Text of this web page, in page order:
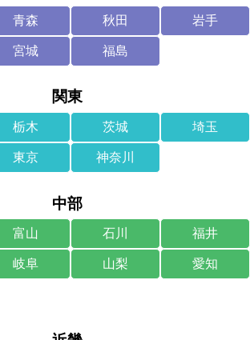
青森 秋田 岩手
宮城 福島
関東
栃木 茨城 埼玉
東京 神奈川
中部
富山 石川 福井
岐阜 山梨 愛知